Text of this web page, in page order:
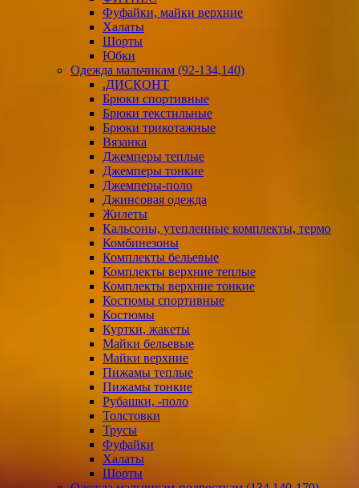
Фуфайки, майки верхние
Халаты
Шорты
Юбки
Одежда мальчикам (92-134,140)
.ДИСКОНТ
Брюки спортивные
Брюки текстильные
Брюки трикотажные
Вязанка
Джемперы теплые
Джемперы тонкие
Джемперы-поло
Джинсовая одежда
Жилеты
Кальсоны, утепленные комплекты, термо
Комбинезоны
Комплекты бельевые
Комплекты верхние теплые
Комплекты верхние тонкие
Костюмы спортивные
Костюмы
Куртки, жакеты
Майки бельевые
Майки верхние
Пижамы теплые
Пижамы тонкие
Рубашки, -поло
Толстовки
Трусы
Фуфайки
Халаты
Шорты